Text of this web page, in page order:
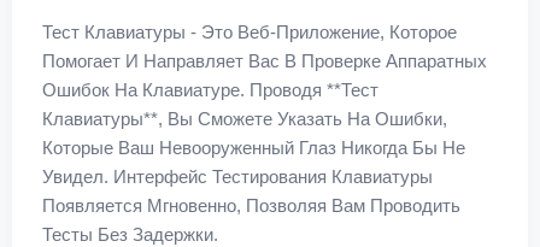
Тест Клавиатуры - Это Веб-Приложение, Которое
Помогает И Направляет Вас В Проверке Аппаратных
Ошибок На Клавиатуре. Проводя **тест
Клавиатуры**, Вы Сможете Указать На Ошибки,
Которые Ваш Невооруженный Глаз Никогда Бы Не
Увидел. Интерфейс Тестирования Клавиатуры
Появляется Мгновенно, Позволяя Вам Проводить
Тесты Без Задержки.